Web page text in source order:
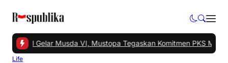
Gelar Musda VI, Mustopa Tegaskan Komitmen PKS
Life